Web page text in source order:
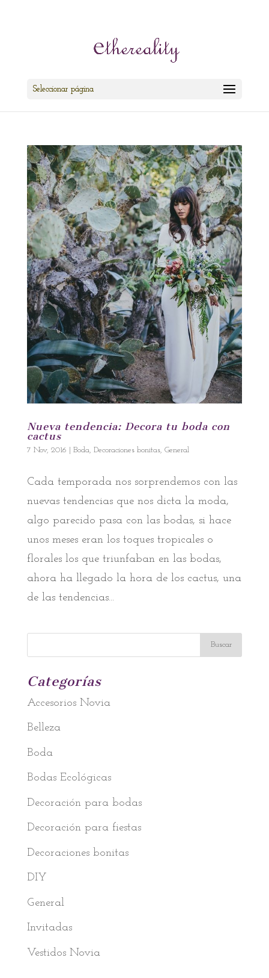
Seleccionar página
Nueva tendencia: Decora tu boda con
cactus
7 Nov, 2016 Boda, Decoraciones bonitas, General
Cada temporada nos sorprendemos con las
nuevas tendencias que nos dicta la moda,
algo parecido pasa con las bodas, si hace
unos meses eran los toques tropicales o
florales los que triunfaban en las bodas,
ahora ha llegado la hora de los cactus, una
de las tendencias...
Categorías
Accesorios Novia
Belleza
Boda
Bodas Ecológicas
Decoración para bodas
Decoración para fiestas
Decoraciones bonitas
DIY
General
Invitadas
Vestidos Novia